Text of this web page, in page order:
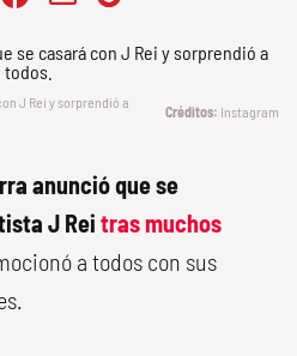
J Rei y sorprendió a
Instagram
anunció que se
J Rei tras muchos
a todos con sus